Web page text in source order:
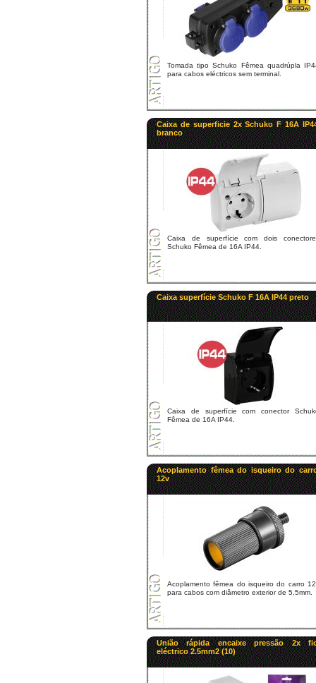
Tomada tipo Schuko Fêmea quadrúpla
para cabos eléctricos sem terminal.
Caixa de superficie 2x Schuko F 16A
branco
Caixa de superfície com dois
Schuko Fêmea de 16A IP44.
Caixa superfície Schuko F 16A IP44 preto
Caixa de superfície com conector
Fêmea de 16A IP44.
Acoplamento fêmea do isqueiro do
12v
Acoplamento fêmea do isqueiro do carro
para cabos com diâmetro exterior de 5,5mm.
União rápida encaixe pressão 2x
eléctrico 2.5mm2 (10)